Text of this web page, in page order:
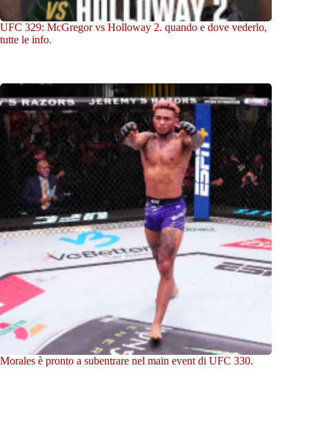
UFC 329: McGregor vs Holloway 2. quando e dove vederlo,
tutte le info.
Morales è pronto a subentrare nel main event di UFC 330.